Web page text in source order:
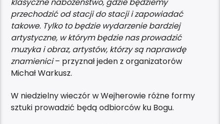
przechodzić od stacji do stacji i zapowiadać
takowe. Tylko to będzie wydarzenie bardziej
artystyczne, w którym będzie nas prowadzić
muzyka i obraz, artystów, którzy są naprawdę
znamienici– przyznał jeden z organizatorów
Michał Warkusz.
W niedzielny wieczór w Wejherowie różne formy
sztuki prowadzić będą odbiorców ku Bogu.